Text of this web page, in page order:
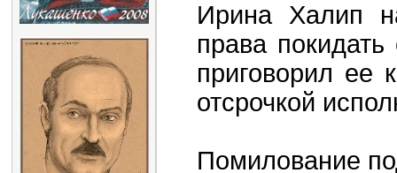
Ирина Халип
права
приговорил ее
отсрочкой
Помилование